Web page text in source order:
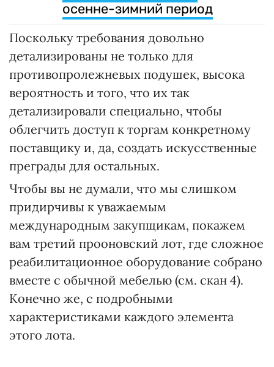
осенне-зимний период
Поскольку требования довольно
детализированы не только для
противопролежневых подушек, высока
вероятность и того, что их так
детализировали специально, чтобы
облегчить доступ к торгам конкретному
поставщику и, да, создать искусственные
преграды для остальных.
Чтобы вы не думали, что мы слишком
придирчивы к уважаемым
международным закупщикам, покажем
вам третий прооновский лот, где сложное
реабилитационное оборудование собрано
вместе с обычной мебелью (см. скан 4).
Конечно же, с подробными
характеристиками каждого элемента
этого лота.